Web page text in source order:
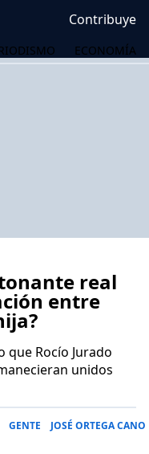
Contribuye
ECONOMÍA
real
entre
que Rocío Jurado
unidos
GENTE JOSÉ ORTEGA CANO